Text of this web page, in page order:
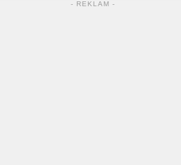
- REKLAM -